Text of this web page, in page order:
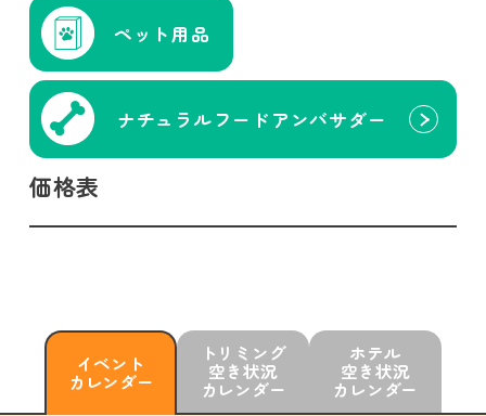
ペット用品
ナチュラル フード アンバサダー
価格表
イベント
カレンダー
トリミング
空き状況
カレンダー
ホテル
空き状況
カレンダー